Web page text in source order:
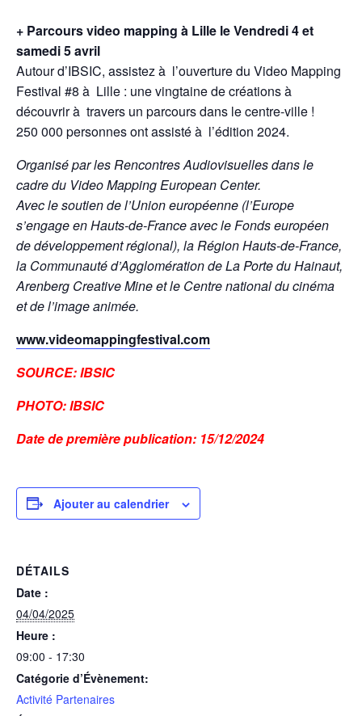
+ Parcours video mapping à Lille le Vendredi 4 et
samedi 5 avril
Autour d’IBSIC, assistez à l’ouverture du Video Mapping
Festival #8 à Lille : une vingtaine de créations à
découvrir à travers un parcours dans le centre-ville !
250 000 personnes ont assisté à l’édition 2024.
Organisé par les Rencontres Audiovisuelles dans le
cadre du Video Mapping European Center.
Avec le soutien de l’Union européenne (l’Europe
s’engage en Hauts-de-France avec le Fonds européen
de développement régional), la Région Hauts-de-France,
la Communauté d’Agglomération de La Porte du Hainaut,
Arenberg Creative Mine et le Centre national du cinéma
et de l’image animée.
www.videomappingfestival.com
SOURCE: IBSIC
PHOTO: IBSIC
Date de première publication: 15/12/2024
Ajouter au calendrier
DÉTAILS
Date :
04/04/2025
Heure :
09:00 - 17:30
Catégorie d’Évènement:
Activité Partenaires